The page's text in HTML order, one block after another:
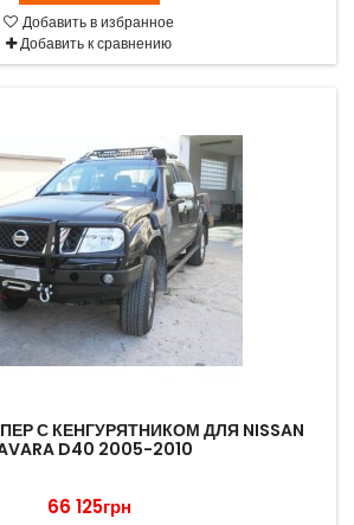
Добавить в избранное
Добавить к сравнению
С КЕНГУРЯТНИКОМ ДЛЯ NISSAN
D40 2005-2010
66 125грн